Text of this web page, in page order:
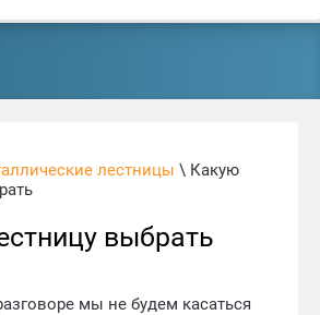
лестницы \ Какую
выбрать
мы не будем касаться